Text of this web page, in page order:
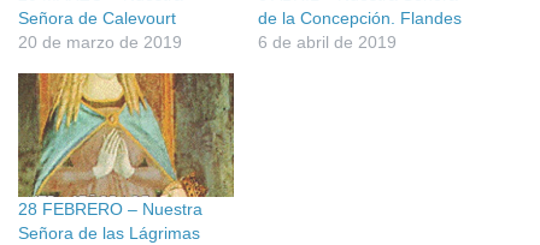
Señora de Calevourt
20 de marzo de 2019
de la Concepción. Flandes
6 de abril de 2019
28 FEBRERO – Nuestra
Señora de las Lágrimas